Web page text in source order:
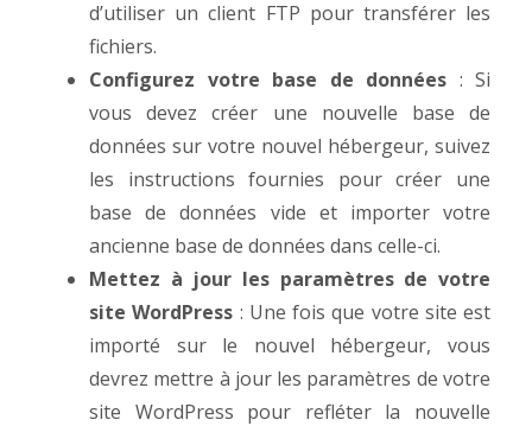
d’utiliser un client FTP pour transférer les
fichiers.
Configurez votre base de données : Si
vous devez créer une nouvelle base de
données sur votre nouvel hébergeur, suivez
les instructions fournies pour créer une
base de données vide et importer votre
ancienne base de données dans celle-ci.
Mettez à jour les paramètres de votre
site WordPress : Une fois que votre site est
importé sur le nouvel hébergeur, vous
devrez mettre à jour les paramètres de votre
site WordPress pour refléter la nouvelle